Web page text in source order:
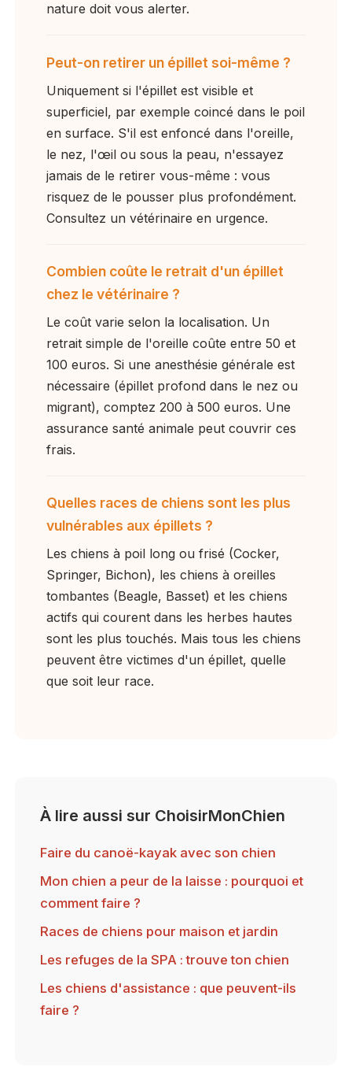
nature doit vous alerter.
Peut-on retirer un épillet soi-même ?
Uniquement si l'épillet est visible et
superficiel, par exemple coincé dans le poil
en surface. S'il est enfoncé dans l'oreille,
le nez, l'œil ou sous la peau, n'essayez
jamais de le retirer vous-même : vous
risquez de le pousser plus profondément.
Consultez un vétérinaire en urgence.
Combien coûte le retrait d'un épillet
chez le vétérinaire ?
Le coût varie selon la localisation. Un
retrait simple de l'oreille coûte entre 50 et
100 euros. Si une anesthésie générale est
nécessaire (épillet profond dans le nez ou
migrant), comptez 200 à 500 euros. Une
assurance santé animale peut couvrir ces
frais.
Quelles races de chiens sont les plus
vulnérables aux épillets ?
Les chiens à poil long ou frisé (Cocker,
Springer, Bichon), les chiens à oreilles
tombantes (Beagle, Basset) et les chiens
actifs qui courent dans les herbes hautes
sont les plus touchés. Mais tous les chiens
peuvent être victimes d'un épillet, quelle
que soit leur race.
À lire aussi sur ChoisirMonChien
Faire du canoë-kayak avec son chien
Mon chien a peur de la laisse : pourquoi et
comment faire ?
Races de chiens pour maison et jardin
Les refuges de la SPA : trouve ton chien
Les chiens d'assistance : que peuvent-ils
faire ?